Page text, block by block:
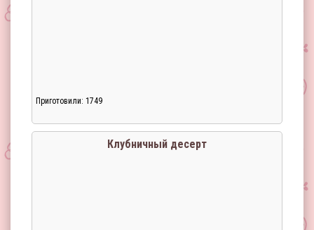
Приготовили: 1749
Клубничный десерт